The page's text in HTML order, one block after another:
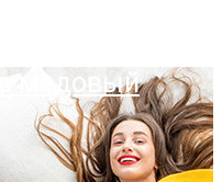
медовый